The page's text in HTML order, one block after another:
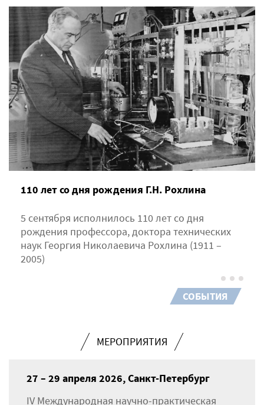
110 лет со дня рождения Г.Н. Рохлина
5 сентября исполнилось 110 лет со дня
рождения профессора, доктора технических
наук Георгия Николаевича Рохлина (1911 –
2005)
СОБЫТИЯ
МЕРОПРИЯТИЯ
27 – 29 апреля 2026, Санкт-Петербург
IV Международная научно-практическая